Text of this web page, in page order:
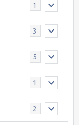
1
3
5
1
2